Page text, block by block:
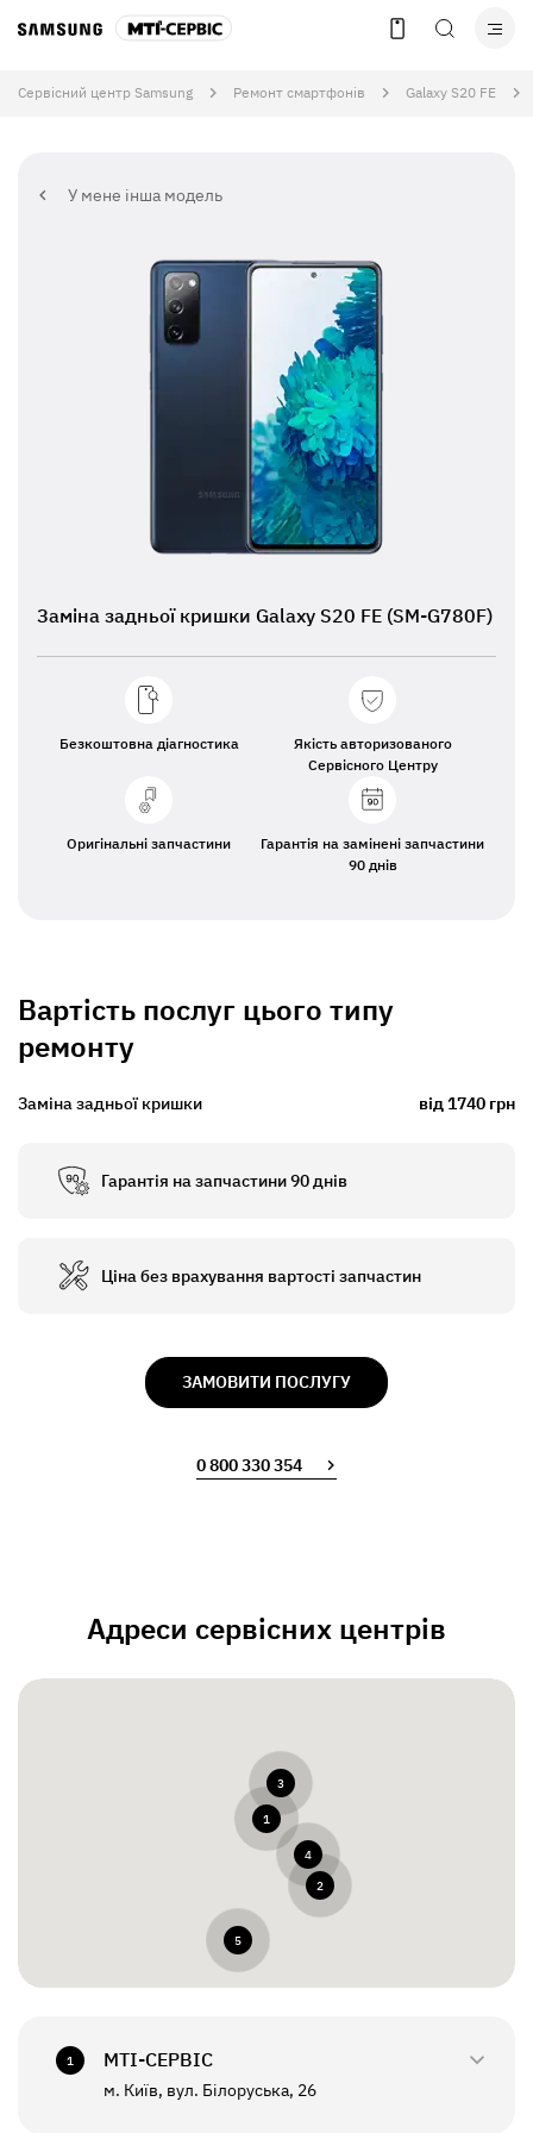
Сервісний центр Samsung Ремонт смартфонів Galaxy S20 FE
У мене інша модель
Заміна задньої кришки Galaxy S20 FE (SM-G780F)
Безкоштовна діагностика
Якість авторизованого
Сервісного Центру
Оригінальні запчастини
Гарантія на замінені запчастини
90 днів
Вартість послуг цього типу
ремонту
Заміна задньої кришки від 1740 грн
Гарантія на запчастини 90 днів
Ціна без врахування вартості запчастин
ЗАМОВИТИ ПОСЛУГУ
0 800 330 354
Адреси сервісних центрів
1
2
3
4
5
1 МТI-СЕРВІС
м. Київ, вул. Білоруська, 26